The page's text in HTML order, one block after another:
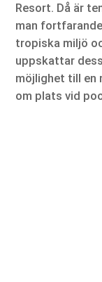
Resort. Då är
man
tropiska miljö
uppskattar
möjlighet till en
om plats vid